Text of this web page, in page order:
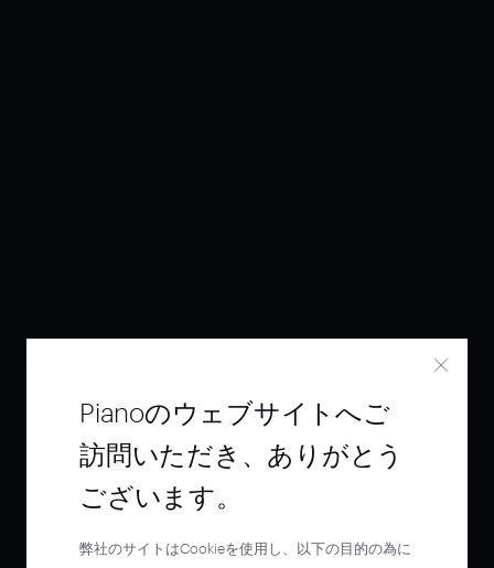
Pianoのウェブサイトへご
訪問いただき、ありがとう
ございます。
弊社のサイトはCookieを使用し、以下の目的の為に